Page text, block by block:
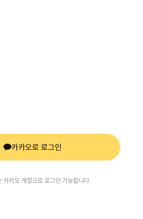
카카오로 로그인
카카오 계정으로 로그인 가능합니다.